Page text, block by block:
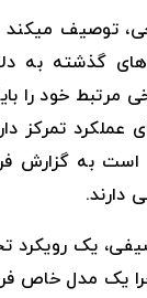
توصیف
گذشته به
مرتبط خود را
عملکرد تمرکز
به گزارش
یک رویکرد
یک مدل خاص